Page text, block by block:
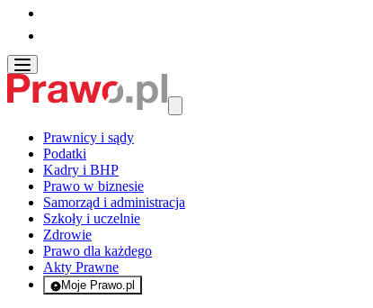
Prawnicy i sądy
Podatki
Kadry i BHP
Prawo w biznesie
Samorząd i administracja
Szkoły i uczelnie
Zdrowie
Prawo dla każdego
Akty Prawne
Moje Prawo.pl
- rejestracja i logowanie do serwisu